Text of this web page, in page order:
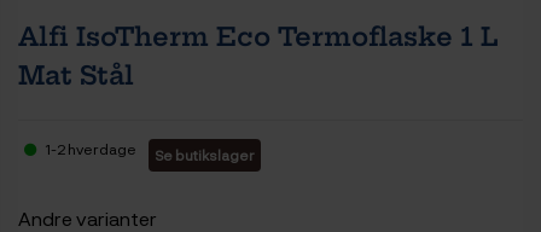
Alfi IsoTherm Eco Termoflaske 1 L
Mat Stål
1-2 hverdage Se butikslager
Andre varianter